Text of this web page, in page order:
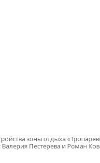
зоны отдыха
Пестерева и Роман